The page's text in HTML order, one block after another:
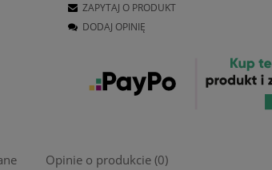
ZAPYTAJ O PRODUKT
DODAJ OPINIĘ
Opinie o produkcie (0)